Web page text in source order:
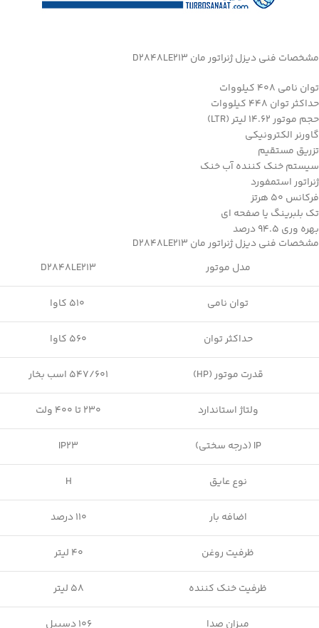
مشخصات فنی دیزل ژنراتور مان D2848LE213
توان نامی 408 کیلووات
حداکثر توان 448 کیلووات
حجم موتور 14.62 لیتر (LTR)
گاورنر الکترونیکی
تزریق مستقیم
سیستم خنک کننده آب خنک
ژنراتور استمفورد
فرکانس 50 هرتز
تک بلبرینگ یا صفحه ای
بهره وری 94.5 درصد
مشخصات فنی دیزل ژنراتور مان D2848LE213
مدل موتور
D2848LE213
توان نامی
حداکثر توان 560 کاوا
قدرت موتور (HP) 547/601 اسب بخار
ولتاژ استاندارد 230 تا 400 ولت
IP (درجه سختی) IP23
نوع عایق H
اضافه بار 110 درصد
ظرفیت روغن 40 لیتر
ظرفیت خنک کننده 58 لیتر
میزان صدا 106 دسیبل